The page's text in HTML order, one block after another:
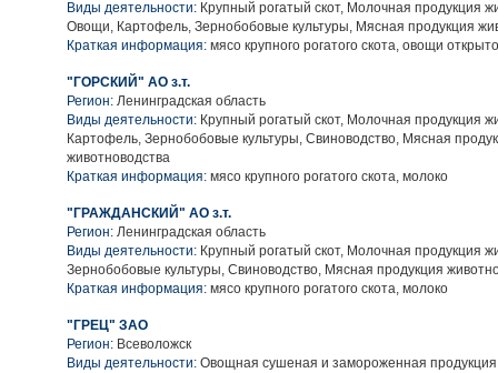
Виды деятельности: Крупный рогатый скот, Молочная продукция
Овощи, Картофель, Зернобобовые культуры, Мясная продукция
Краткая информация: мясо крупного рогатого скота, овощи
"ГОРСКИЙ" АО з.т.
Регион: Ленинградская область
Виды деятельности: Крупный рогатый скот, Молочная продукция
Картофель, Зернобобовые культуры, Свиноводство, Мясная
животноводства
Краткая информация: мясо крупного рогатого скота, молоко
"ГРАЖДАНСКИЙ" АО з.т.
Регион: Ленинградская область
Виды деятельности: Крупный рогатый скот, Молочная продукция
Зернобобовые культуры, Свиноводство, Мясная продукция
Краткая информация: мясо крупного рогатого скота, молоко
"ГРЕЦ" ЗАО
Регион: Всеволожск
Виды деятельности: Овощная сушеная и замороженная